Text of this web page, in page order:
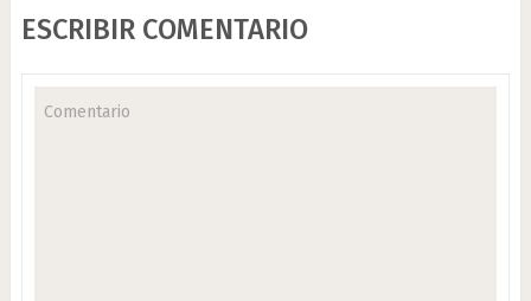
ESCRIBIR COMENTARIO